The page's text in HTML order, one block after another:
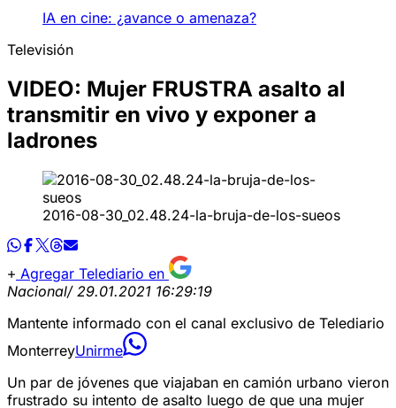
IA en cine: ¿avance o amenaza?
Televisión
VIDEO: Mujer FRUSTRA asalto al
transmitir en vivo y exponer a
ladrones
2016-08-30_02.48.24-la-bruja-de-los-sueos
Agregar Telediario en
Nacional/ 29.01.2021 16:29:19
Mantente informado con el canal exclusivo de Telediario
MonterreyUnirme
Un par de jóvenes que viajaban en camión urbano vieron
frustrado su intento de asalto luego de que una mujer